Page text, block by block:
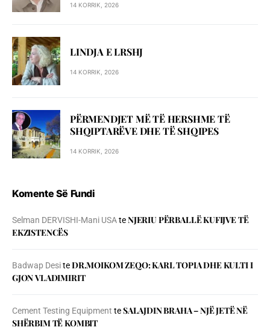
14 KORRIK, 2026
LINDJA E LRSHJ
14 KORRIK, 2026
PËRMENDJET MË TË HERSHME TË
SHQIPTARËVE DHE TË SHQIPES
14 KORRIK, 2026
Komente Së Fundi
Selman DERVISHI-Mani USAteNJERIU PЁRBALLЁ KUFIJVE TЁ
EKZISTENCЁS
Badwap DesiteDR.MOIKOM ZEQO: KARL TOPIA DHE KULTI I
GJON VLADIMIRIT
Cement Testing Equipment teSALAJDIN BRAHA – NJЁ JETЁ NЁ
SHЁRBIM TЁ KOMBIT